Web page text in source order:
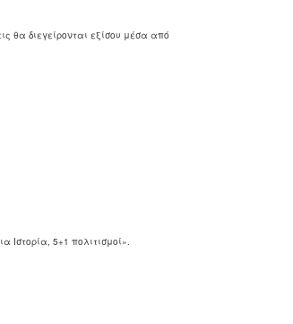
θα διεγείρονται εξίσου μέσα από
Ιστορία, 5+1 πολιτισμοί».